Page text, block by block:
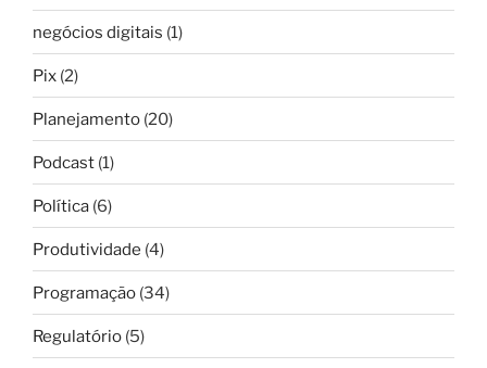
negócios digitais (1)
Pix (2)
Planejamento (20)
Podcast (1)
Política (6)
Produtividade (4)
Programação (34)
Regulatório (5)